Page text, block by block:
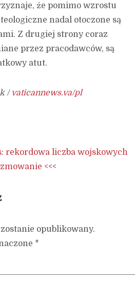
że pomimo wzrostu
nadal otoczone są
Z drugiej strony coraz
przez pracodawców, są
atut.
/ vaticannews.va/pl
rekordowa liczba wojskowych
<<<
opublikowany.
*